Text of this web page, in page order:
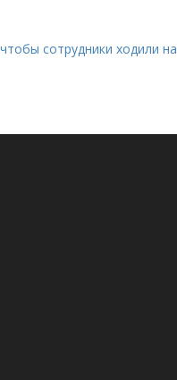
сотрудники ходили на